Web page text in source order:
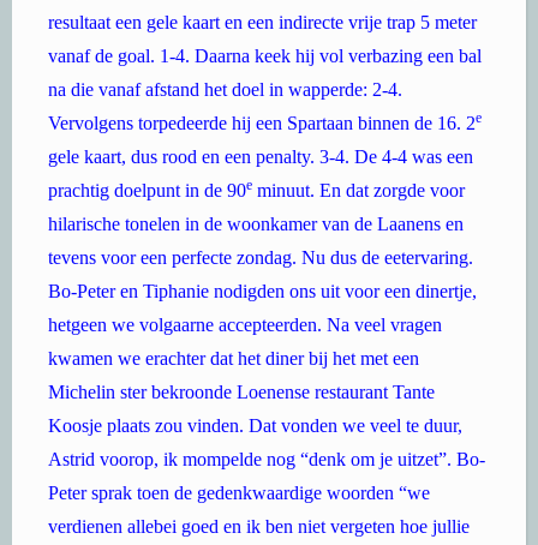
resultaat een gele kaart en een indirecte vrije trap 5 meter
vanaf de goal. 1-4. Daarna keek hij vol verbazing een bal
na die vanaf afstand het doel in wapperde: 2-4.
Vervolgens torpedeerde hij een Spartaan binnen de 16. 2e
gele kaart, dus rood en een penalty. 3-4. De 4-4 was een
prachtig doelpunt in de 90e minuut. En dat zorgde voor
hilarische tonelen in de woonkamer van de Laanens en
tevens voor een perfecte zondag. Nu dus de eetervaring.
Bo-Peter en Tiphanie nodigden ons uit voor een dinertje,
hetgeen we volgaarne accepteerden. Na veel vragen
kwamen we erachter dat het diner bij het met een
Michelin ster bekroonde Loenense restaurant Tante
Koosje plaats zou vinden. Dat vonden we veel te duur,
Astrid voorop, ik mompelde nog “denk om je uitzet”. Bo-
Peter sprak toen de gedenkwaardige woorden “we
verdienen allebei goed en ik ben niet vergeten hoe jullie